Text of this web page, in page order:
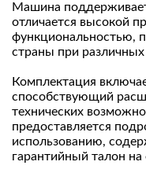
Машина
отличается высокой
функциональностью,
страны при различных
Комплектация
способствующий
технических
предоставляется
использованию,
гарантийный талон на